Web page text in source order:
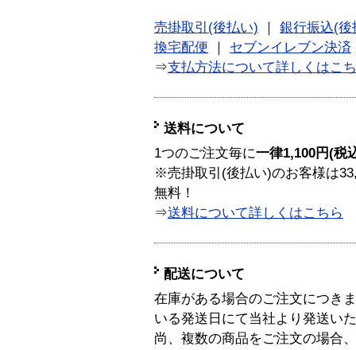
売掛取引(後払い)
銀行振込(後
換宅配便
セブンイレブン決済
⇒支払方法について詳しくはこ
送料について
1つのご注文毎に一律1,100円(税
※売掛取引(後払い)のお客様は
無料！
⇒送料について詳しくはこちら
配送について
在庫がある場合のご注文につき
いる発送日にて当社より発送い
尚、複数の商品をご注文の場合